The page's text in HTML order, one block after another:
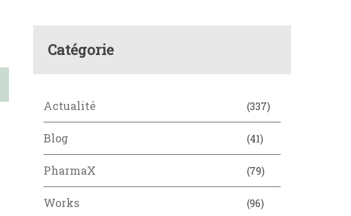
Catégorie
Actualité (337)
Blog (41)
PharmaX (79)
Works (96)